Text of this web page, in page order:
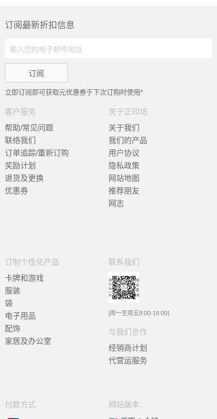
订阅最新折扣信息
立即订阅即可获取元优惠券于下次订购时使用*
客户服务
帮助/常见问题
联络我们
订单追踪/重新订购
奖励计划
退货及更换
优惠券
关于正印坊
关于我们
我们的产品
用户协议
隐私政策
网站地图
推荐朋友
网志
订制个性化产品
卡牌和游戏
服装
袋
电子用品
配饰
家居及办公室
联系我们
[周一至周五9:00-18:00]
与我们合作
经销商计划
代营运服务
付款方式
网站版本: